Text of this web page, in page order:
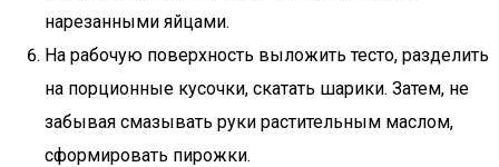
нарезанными яйцами.
На рабочую поверхность выложить тесто, разделить
на порционные кусочки, скатать шарики. Затем, не
забывая смазывать руки растительным маслом,
сформировать пирожки.